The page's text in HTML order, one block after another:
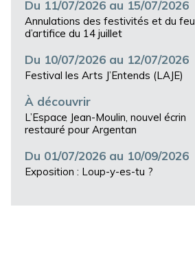
Du 11/07/2026 au 15/07/2026
Annulations des festivités et du feu
d’artifice du 14 juillet
Du 10/07/2026 au 12/07/2026
Festival les Arts J’Entends (LAJE)
À découvrir
L’Espace Jean-Moulin, nouvel écrin
restauré pour Argentan
Du 01/07/2026 au 10/09/2026
Exposition : Loup-y-es-tu ?